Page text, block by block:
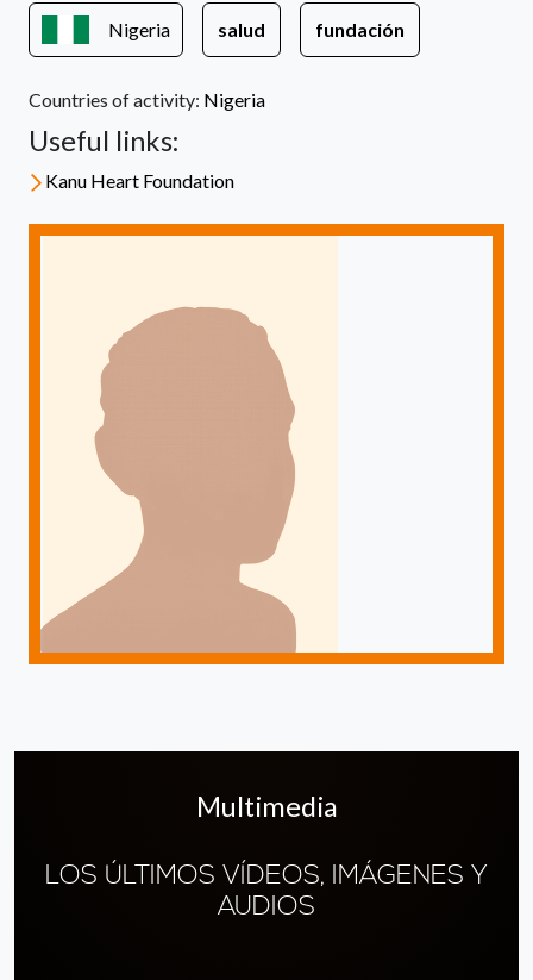
Nigeria salud fundación
Countries of activity: Nigeria
Useful links:
Kanu Heart Foundation
Multimedia
LOS ÚLTIMOS VÍDEOS, IMÁGENES Y
AUDIOS